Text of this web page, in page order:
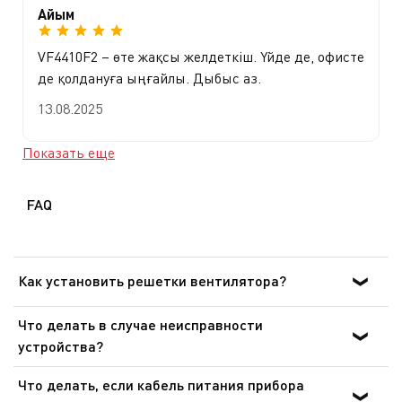
Айым
VF4410F2 – өте жақсы желдеткіш. Үйде де, офисте
де қолдануға ыңғайлы. Дыбыс аз.
13.08.2025
Показать еще
FAQ
Как установить решетки вентилятора?
<div style= width: 700px; max-width: 100%;margin: auto; >
<div style= position: relative; overflow: hidden; padding-
top: 56.25%; ><iframe src=
https://www.youtube.com/embed/8JPtB3DOkCs?
rel=0&amp;amp;cc_lang_pref=ru&amp;amp;cc_load_poli
Что делать в случае неисправности
устройства?
После ознакомления с инструкциями по запуску
прибора в руководстве пользователя убедитесь, что
Что делать, если кабель питания прибора